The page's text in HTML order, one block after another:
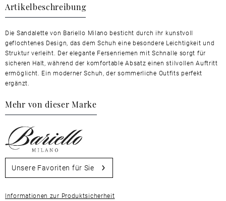
Artikelbeschreibung
Die Sandalette von Bariello Milano besticht durch ihr kunstvoll
geflochtenes Design, das dem Schuh eine besondere Leichtigkeit und
Struktur verleiht. Der elegante Fersenriemen mit Schnalle sorgt für
sicheren Halt, während der komfortable Absatz einen stilvollen Auftritt
ermöglicht. Ein moderner Schuh, der sommerliche Outfits perfekt
ergänzt.
Mehr von dieser Marke
Unsere Favoriten für Sie
Informationen zur Produktsicherheit